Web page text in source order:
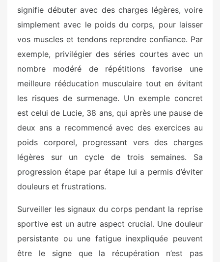
signifie débuter avec des charges légères, voire
simplement avec le poids du corps, pour laisser
vos muscles et tendons reprendre confiance. Par
exemple, privilégier des séries courtes avec un
nombre modéré de répétitions favorise une
meilleure rééducation musculaire tout en évitant
les risques de surmenage. Un exemple concret
est celui de Lucie, 38 ans, qui après une pause de
deux ans a recommencé avec des exercices au
poids corporel, progressant vers des charges
légères sur un cycle de trois semaines. Sa
progression étape par étape lui a permis d’éviter
douleurs et frustrations.
Surveiller les signaux du corps pendant la reprise
sportive est un autre aspect crucial. Une douleur
persistante ou une fatigue inexpliquée peuvent
être le signe que la récupération n’est pas